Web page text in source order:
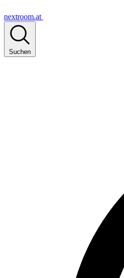
nextroom.at
Suchen